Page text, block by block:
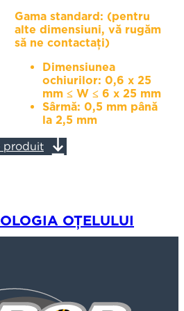
Gama standard: (pentru
alte dimensiuni, vă rugăm
să ne contactați)
Dimensiunea
ochiurilor: 0,6 x 25
mm ≤ W ≤ 6 x 25 mm
Sârmă: 0,5 mm până
la 2,5 mm
produit
OȚELULUI